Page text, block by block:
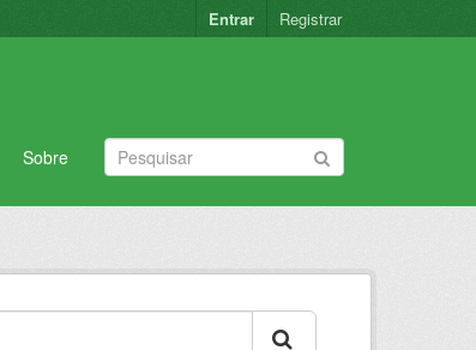
Entrar Registrar
Sobre